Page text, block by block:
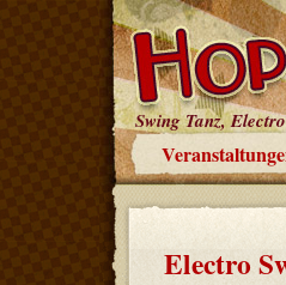
Swing Tanz,
Electro